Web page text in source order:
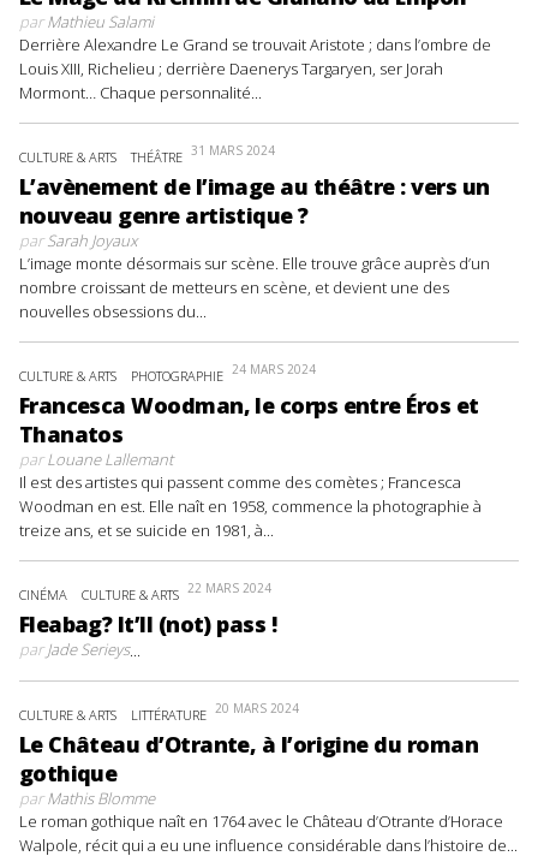
parMathieu Salami
Derrière Alexandre Le Grand se trouvait Aristote ; dans l’ombre de
Louis XIII, Richelieu ; derrière Daenerys Targaryen, ser Jorah
Mormont… Chaque personnalité...
CULTURE & ARTS THÉÂTRE 31 MARS 2024
L’avènement de l’image au théâtre : vers un
nouveau genre artistique ?
parSarah Joyaux
L’image monte désormais sur scène. Elle trouve grâce auprès d’un
nombre croissant de metteurs en scène, et devient une des
nouvelles obsessions du...
CULTURE & ARTS PHOTOGRAPHIE 24 MARS 2024
Francesca Woodman, le corps entre Éros et
Thanatos
parLouane Lallemant
Il est des artistes qui passent comme des comètes ; Francesca
Woodman en est. Elle naît en 1958, commence la photographie à
treize ans, et se suicide en 1981, à...
CINÉMA CULTURE & ARTS 22 MARS 2024
Fleabag? It’ll (not) pass !
parJade Serieys...
CULTURE & ARTS LITTÉRATURE 20 MARS 2024
Le Château d’Otrante, à l’origine du roman
gothique
parMathis Blomme
Le roman gothique naît en 1764 avec le Château d’Otrante d’Horace
Walpole, récit qui a eu une influence considérable dans l’histoire de...